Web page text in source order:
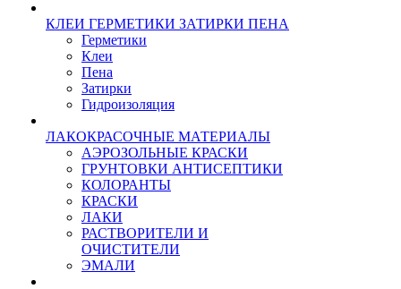
КЛЕИ ГЕРМЕТИКИ ЗАТИРКИ ПЕНА
Герметики
Клеи
Пена
Затирки
Гидроизоляция
ЛАКОКРАСОЧНЫЕ МАТЕРИАЛЫ
АЭРОЗОЛЬНЫЕ КРАСКИ
ГРУНТОВКИ АНТИСЕПТИКИ
КОЛОРАНТЫ
КРАСКИ
ЛАКИ
РАСТВОРИТЕЛИ И
ОЧИСТИТЕЛИ
ЭМАЛИ